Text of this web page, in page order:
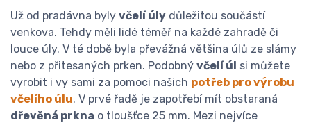
Už od pradávna byly včelí úly důležitou součástí
venkova. Tehdy měli lidé téměř na každé zahradě či
louce úly. V té době byla převážná většina úlů ze slámy
nebo z přitesaných prken. Podobný včelí úl si můžete
vyrobit i vy sami za pomoci našich potřeb pro výrobu
včelího úlu. V prvé řadě je zapotřebí mít obstaraná
dřevěná prkna o tloušťce 25 mm. Mezi nejvíce